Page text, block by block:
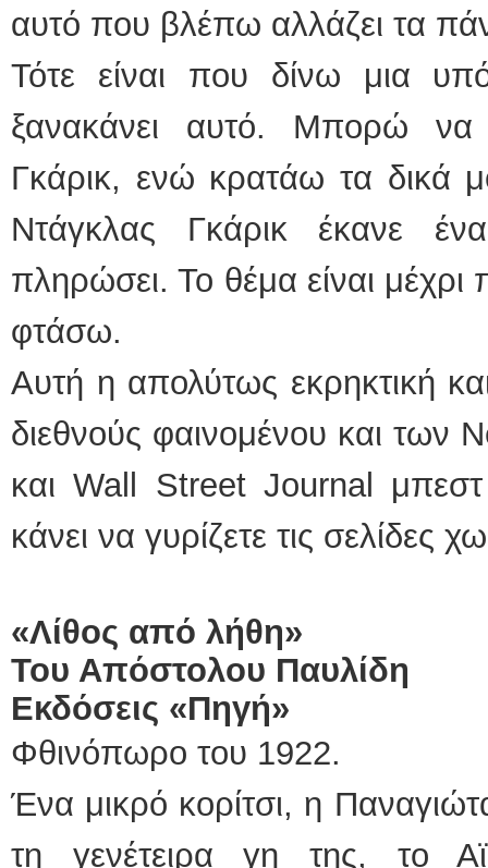
αυτό που βλέπω αλλάζει τα
Τότε είναι που δίνω μια
ξανακάνει αυτό. Μπορώ να
Γκάρικ, ενώ κρατάω τα δικά
Ντάγκλας Γκάρικ έκανε
πληρώσει. Το θέμα είναι
φτάσω.
Αυτή η απολύτως εκρηκτική
διεθνούς φαινομένου και των
και Wall Street Journal
κάνει να γυρίζετε τις σελίδες
«Λίθος από λήθη»
Του Απόστολου Παυλίδη
Εκδόσεις «Πηγή»
Φθινόπωρο του 1922.
Ένα μικρό κορίτσι, η
τη γενέτειρα γη της, το